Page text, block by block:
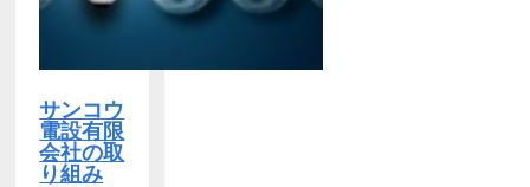
サンコウ
電設有限
会社の取
り組み